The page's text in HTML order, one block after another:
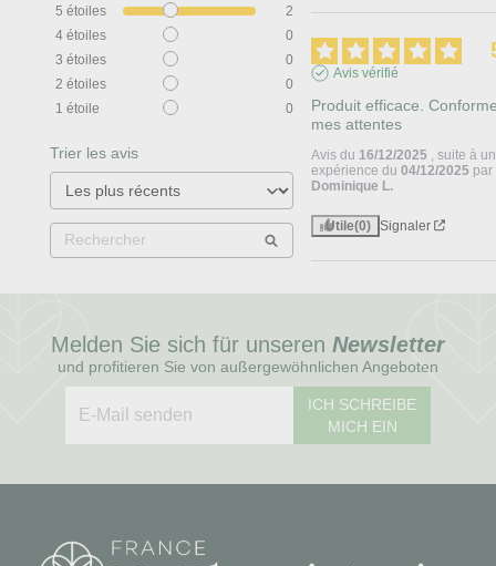
5 étoiles
2
4 étoiles
0
3 étoiles
0
2 étoiles
0
1 étoile 0
Trier les avis
Avis vérifié
Produit efficace.
mes attentes
Avis du 16/12/2025 , suite à
expérience du04/12/2025 par
Dominique L.
Utile(0) Signaler
Melden Sie sich für unseren Newsletter
und profitieren Sie von außergewöhnlichen Angeboten
ICH SCHREIBE
MICH EIN